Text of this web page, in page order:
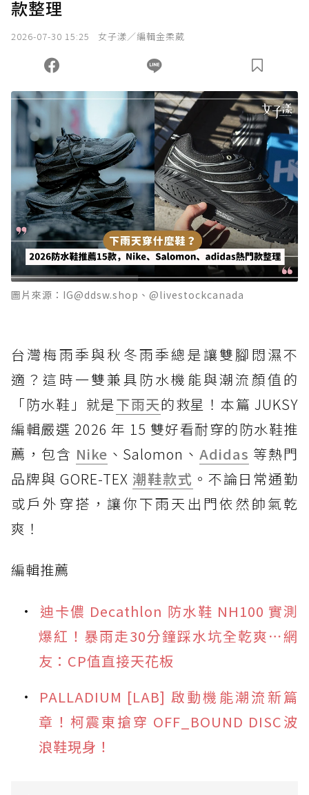
款整理
2026-07-30 15:25 女子漾／編輯金柔葳
圖片來源：IG@ddsw.shop、@livestockcanada
台灣梅雨季與秋冬雨季總是讓雙腳悶濕不
適？這時一雙兼具防水機能與潮流顏值的
「防水鞋」就是下雨天的救星！本篇 JUKSY
編輯嚴選 2026 年 15 雙好看耐穿的防水鞋推
薦，包含 Nike 、Salomon、Adidas 等熱門
品牌與 GORE-TEX 潮鞋款式 。不論日常通勤
或戶外穿搭，讓你下雨天出門依然帥氣乾
爽！
編輯推薦
迪卡儂 Decathlon 防水鞋 NH100 實測
爆紅！暴雨走30分鐘踩水坑全乾爽⋯網
友：CP值直接天花板
PALLADIUM [LAB] 啟動機能潮流新篇
章！柯震東搶穿 OFF_BOUND DISC波
浪鞋現身！